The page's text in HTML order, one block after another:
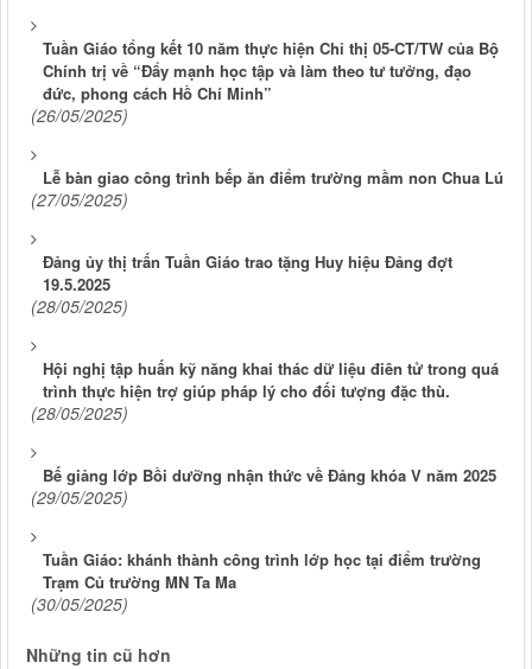
Tuần Giáo tổng kết 10 năm thực hiện Chỉ thị 05-CT/TW của Bộ
Chính trị về “Đẩy mạnh học tập và làm theo tư tưởng, đạo
đức, phong cách Hồ Chí Minh”
(26/05/2025)
Lễ bàn giao công trình bếp ăn điểm trường mầm non Chua Lú
(27/05/2025)
Đảng ủy thị trấn Tuần Giáo trao tặng Huy hiệu Đảng đợt
19.5.2025
(28/05/2025)
Hội nghị tập huấn kỹ năng khai thác dữ liệu điên tử trong quá
trình thực hiện trợ giúp pháp lý cho đối tượng đặc thù.
(28/05/2025)
Bế giảng lớp Bồi dưỡng nhận thức về Đảng khóa V năm 2025
(29/05/2025)
Tuần Giáo: khánh thành công trình lớp học tại điểm trường
Trạm Củ trường MN Ta Ma
(30/05/2025)
Những tin cũ hơn